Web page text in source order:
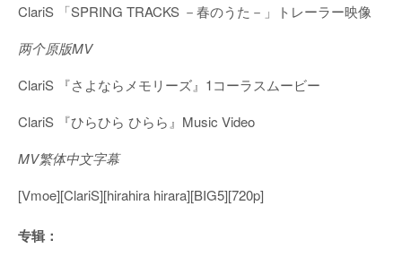
ClariS 「SPRING TRACKS －春のうた－」トレーラー映像
两个原版MV
ClariS 『さよならメモリーズ』1コーラスムービー
ClariS 『ひらひら ひらら』Music Video
MV繁体中文字幕
[Vmoe][ClariS][hirahira hirara][BIG5][720p]
专辑：